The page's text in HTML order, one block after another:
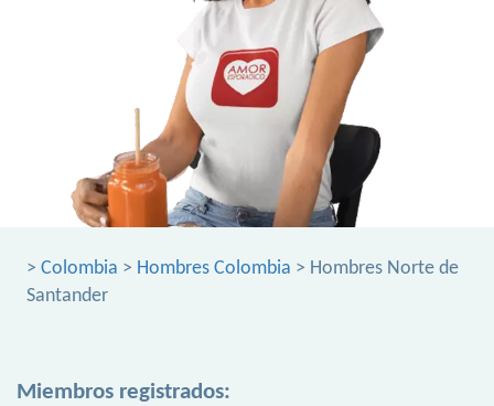
> Colombia > Hombres Colombia > Hombres Norte de
Santander
Miembros registrados: